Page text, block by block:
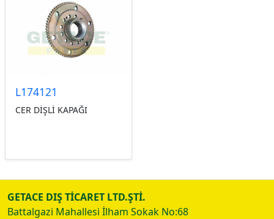
L174121
CER DİŞLİ KAPAĞI
GETACE DIŞ TİCARET LTD.ŞTİ.
Battalgazi Mahallesi İlham Sokak No:68